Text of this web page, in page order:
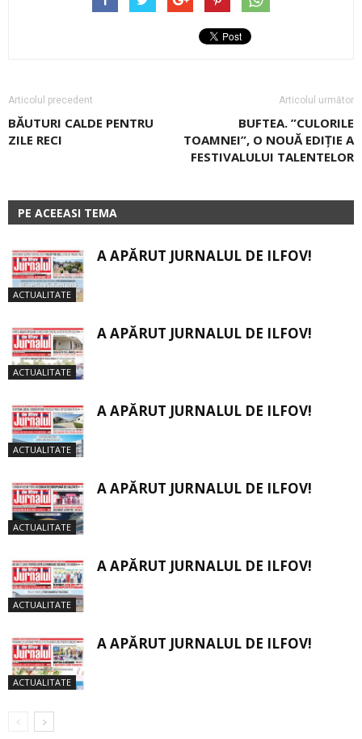
Articolul precedent
BĂUTURI CALDE PENTRU
ZILE RECI
Articolul următor
BUFTEA. ”CULORILE
TOAMNEI”, O NOUĂ EDIȚIE A
FESTIVALULUI TALENTELOR
PE ACEEASI TEMA
ACTUALITATE
A APĂRUT JURNALUL DE ILFOV!
ACTUALITATE
A APĂRUT JURNALUL DE ILFOV!
ACTUALITATE
A APĂRUT JURNALUL DE ILFOV!
ACTUALITATE
A APĂRUT JURNALUL DE ILFOV!
ACTUALITATE
A APĂRUT JURNALUL DE ILFOV!
ACTUALITATE
A APĂRUT JURNALUL DE ILFOV!